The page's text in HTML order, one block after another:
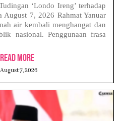
‘Londo Ireng’ terhadap
August 7, 2026 Rahmat Yanuar
air kembali menghangat dan
nasional. Penggunaan frasa
Read More
August 7, 2026